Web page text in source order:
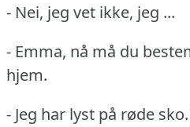
- Nei, jeg vet ikke, jeg ...
- Emma, nå må du
hjem.
- Jeg har lyst på røde sko.